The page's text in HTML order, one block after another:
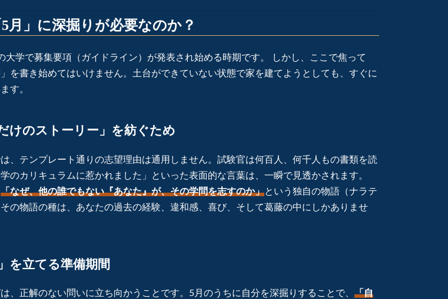
月」に深掘りが必要なのか？
大学で募集要項（ガイドライン）が発表され始める時期です。 しかし、ここで焦って
」を書き始めてはいけません。土台ができていない状態で家を建てようとしても、すぐに
す。
けのストーリー」を紡ぐため
、テンプレート通りの志望理由は通用しません。試験官は何百人、何千人もの書類を読
のカリキュラムに惹かれました」といった表面的な言葉は、一瞬で見透かされます。
「なぜ、他の誰でもない『あなた』が、その学問を志すのか」という独自の物語（ナラテ
の物語の種は、あなたの過去の経験、違和感、喜び、そして葛藤の中にしかありませ
を立てる準備期間
、正解のない問いに立ち向かうことです。5月のうちに自分を深掘りすることで、 「自